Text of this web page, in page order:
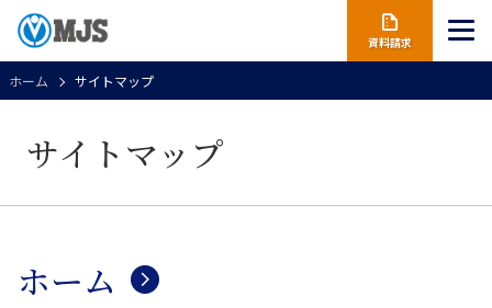
資料請求
ホーム サイトマップ
サイトマップ
ホーム